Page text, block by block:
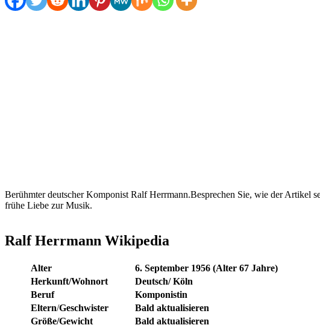
Berühmter deutscher Komponist Ralf Herrmann.Besprechen Sie, wie der Artikel
frühe Liebe zur Musik.
Ralf Herrmann Wikipedia
Alter
6. September 1956 (Alter 67 Jahre)
Herkunft/Wohnort
Deutsch/ Köln
Beruf
Komponistin
Eltern/Geschwister
Bald aktualisieren
Größe/Gewicht
Bald aktualisieren